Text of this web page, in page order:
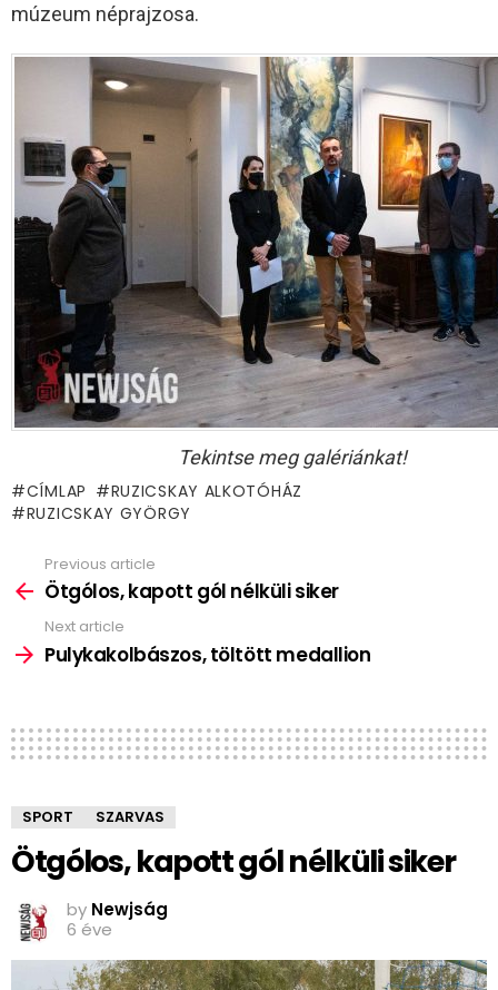
múzeum néprajzosa.
Tekintse meg galériánkat!
CÍMLAP
RUZICSKAY ALKOTÓHÁZ
RUZICSKAY GYÖRGY
more
Previous article
Ötgólos, kapott gól nélküli siker
Next article
Pulykakolbászos, töltött medallion
SPORT SZARVAS
Ötgólos, kapott gól nélküli siker
by Newjság
6 éve